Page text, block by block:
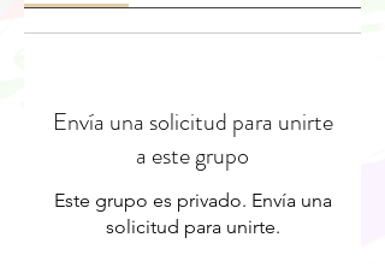
Envía una solicitud para unirte
a este grupo
Este grupo es privado. Envía una
solicitud para unirte.